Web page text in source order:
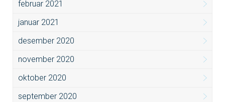
februar 2021
januar 2021
desember 2020
november 2020
oktober 2020
september 2020